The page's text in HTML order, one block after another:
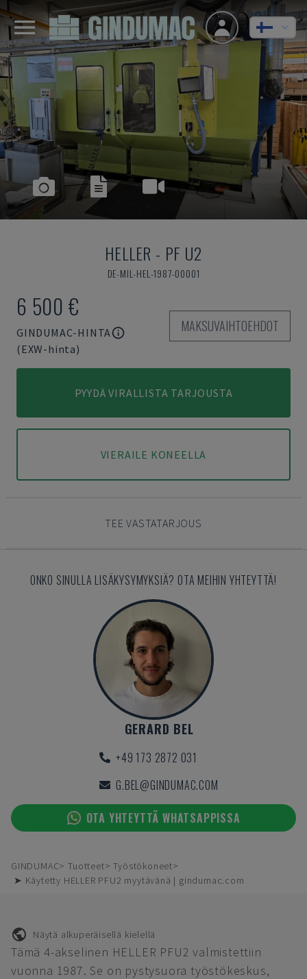
HELLER - PF U2
DE-MIL-HEL-1987-00001
6 500 €
GINDUMAC-HINTA
(EXW-hinta)
MAKSUVAIHTOEHDOT
PYYDÄ VIRALLISTA TARJOUSTA
VIERAILE KONEELLA
TEE VASTATARJOUS
ONKO SINULLA LISÄKYSYMYKSIÄ? OTA MEIHIN YHTEYTTÄ!
GERARD BEL
+49 173 2872 031
G.BEL@GINDUMAC.COM
OTA YHTEYTTÄ WHATSAPPISSA
GINDUMAC Tuotteet
Työstökoneet
➤ Käytetty HELLER PFU2 myytävänä | gindumac.com
Näytä alkuperäisellä kielellä
Tämä 4-akselinen HELLER PFU2 valmistettiin
vuonna 1987. Se on pystysuora työstökeskus,